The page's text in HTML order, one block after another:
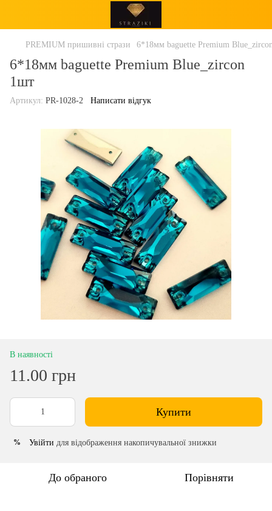
PREMIUM пришивні стрази 6*18мм baguette Premium
6*18мм baguette Premium Blue_zircon
1шт
Артикул: PR-1028-2 Написати відгук
В наявності
11.00 грн
Купити
% Увійти для відображення накопичувальної знижки
До обраного Порівняти